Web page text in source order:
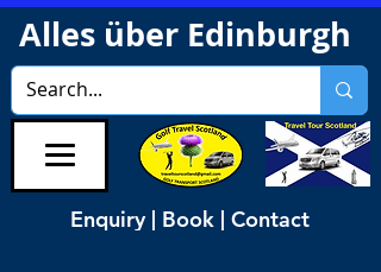
Alles über Edinburgh
Enquiry | Book | Contact